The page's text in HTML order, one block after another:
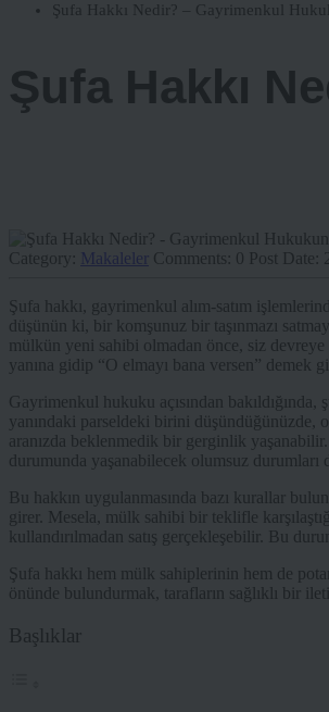
Şufa Hakkı Nedir? – Gayrimenkul
Şufa Hakkı
Category: Makaleler Comments: 0 Post Date:
Şufa hakkı, gayrimenkul alım-satım
düşünün ki, bir komşunuz bir taşınmazı
mülkün yeni sahibi olmadan önce, siz devreye
yanına gidip “O elmayı bana versen” demek
Gayrimenkul hukuku açısından
yanındaki parseldeki birini düşündüğünüzde,
aranızda beklenmedik bir gerginlik
durumunda yaşanabilecek olumsuz durumları
Bu hakkın uygulanmasında bazı kurallar
girer. Mesela, mülk sahibi bir teklifle
kullandırılmadan satış gerçekleşebilir. Bu
Şufa hakkı hem mülk sahiplerinin hem de
önünde bulundurmak, tarafların sağlıklı bir
Başlıklar